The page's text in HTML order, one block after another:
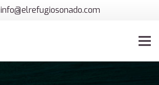
info@elrefugiosonado.com